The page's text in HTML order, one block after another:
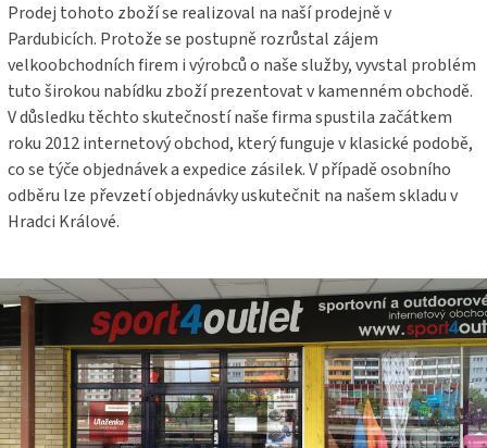
Prodej tohoto zboží se realizoval na naší prodejně v
Pardubicích. Protože se postupně rozrůstal zájem
velkoobchodních firem i výrobců o naše služby, vyvstal problém
tuto širokou nabídku zboží prezentovat v kamenném obchodě.
V důsledku těchto skutečností naše firma spustila začátkem
roku 2012 internetový obchod, který funguje v klasické podobě,
co se týče objednávek a expedice zásilek. V případě osobního
odběru lze převzetí objednávky uskutečnit na našem skladu v
Hradci Králové.